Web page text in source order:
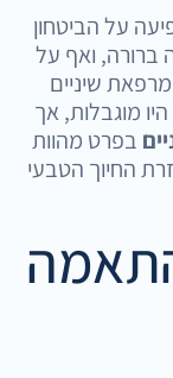
על הביטחון
ברורה, ואף על
שיניים
מוגבלות, אך
בפרט מהוות
החיוך הטבעי